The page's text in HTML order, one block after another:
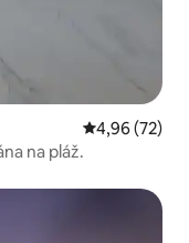
Priemerné
4,96 (72)
na pláž.